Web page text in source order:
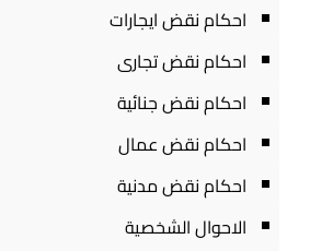
احكام نقض ايجارات
احكام نقض تجارى
احكام نقض جنائية
احكام نقض عمال
احكام نقض مدنية
الاحوال الشخصية